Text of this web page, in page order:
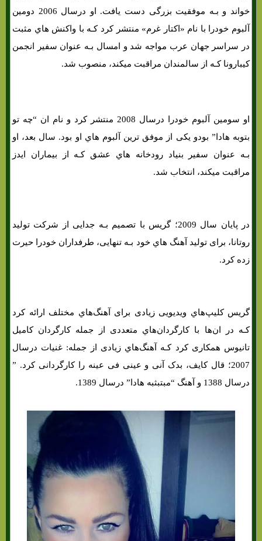
خواند و بـه موفقیت بزرگی دست یافت. او درسال 2006 دومین
آلبوم خودرا با نام «اکتار غرم» منتشر کرد کـه با واکنش هاي‌ مثبت
در سراسر جهان عرب مواجه شد و امسال بـه عنوان سفیر انجمن
کیبارونا کـه از سالمندان مراقبت میکند، منصوب شد.
او سومین آلبوم خودرا درسال 2008 منتشر کرد و نام ان “چه تو
بتوبه هادا” بودو یکی از موفق ترین آلبوم هاي‌ او بود. سال بعد، او
بـه عنوان سفیر بنیاد رودخانه هاي‌ عشق کـه از بیماران ایدز
مراقبت میکند، انتخاب شد.
در پایان سال 2009؛ گریس با تصمیم بـه جدایی از شرکت تولید
روتانا، برای تولید آهنگ هاي‌ خود بـه تنهایی، طرفداران خودرا حيرت
زده کرد.
گریس کلیپ‌هاي‌ ویدیویی زیادی برای آهنگ‌هاي‌ مختلف ارائه کرد
کـه در ان‌ها با کارگردان‌هاي‌ متعددی از جمله کارگردان کامیل
تانیوس همکاری کرد کـه آهنگ‌هاي‌ زیادی از جمله: غنیات درسال
2007؛ قال کایف، بدک آنی و عینی فی عینه را کارگردانی کرد. ”
درسال 1388 و آهنگ “مبتبثبه هادا” درسال 1389.